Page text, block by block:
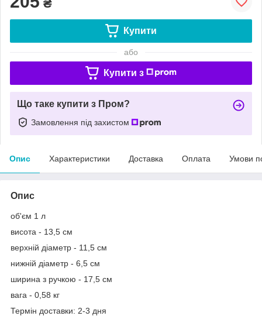
₴
Купити
або
Купити з
Що таке купити з Пром?
Замовлення під захистом
Опис Характеристики Доставка Оплата Умови
Опис
об'єм 1 л
висота - 13,5 см
верхній діаметр - 11,5 см
нижній діаметр - 6,5 см
ширина з ручкою - 17,5 см
вага - 0,58 кг
Термін доставки: 2-3 дня